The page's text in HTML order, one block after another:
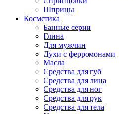
Шприцы
Косметика
Банные серии
Глина
Для мужчин
Духи с ферромонами
Масла
Средства для губ
Средства для лица
Средства для ног
Средства для рук
Средства для тела